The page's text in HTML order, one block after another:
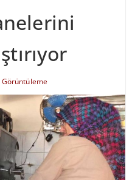
Görüntüleme